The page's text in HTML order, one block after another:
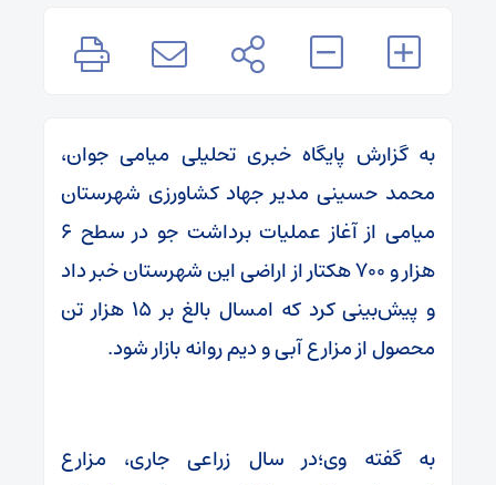
به گزارش پایگاه خبری تحلیلی میامی جوان،
محمد حسینی مدیر جهاد کشاورزی شهرستان
میامی از آغاز عملیات برداشت جو در سطح ۶
هزار و ۷۰۰ هکتار از اراضی این شهرستان خبر داد
و پیش‌بینی کرد که امسال بالغ بر ۱۵ هزار تن
محصول از مزارع آبی و دیم روانه بازار شود.
به گفته وی؛در سال زراعی جاری، مزارع